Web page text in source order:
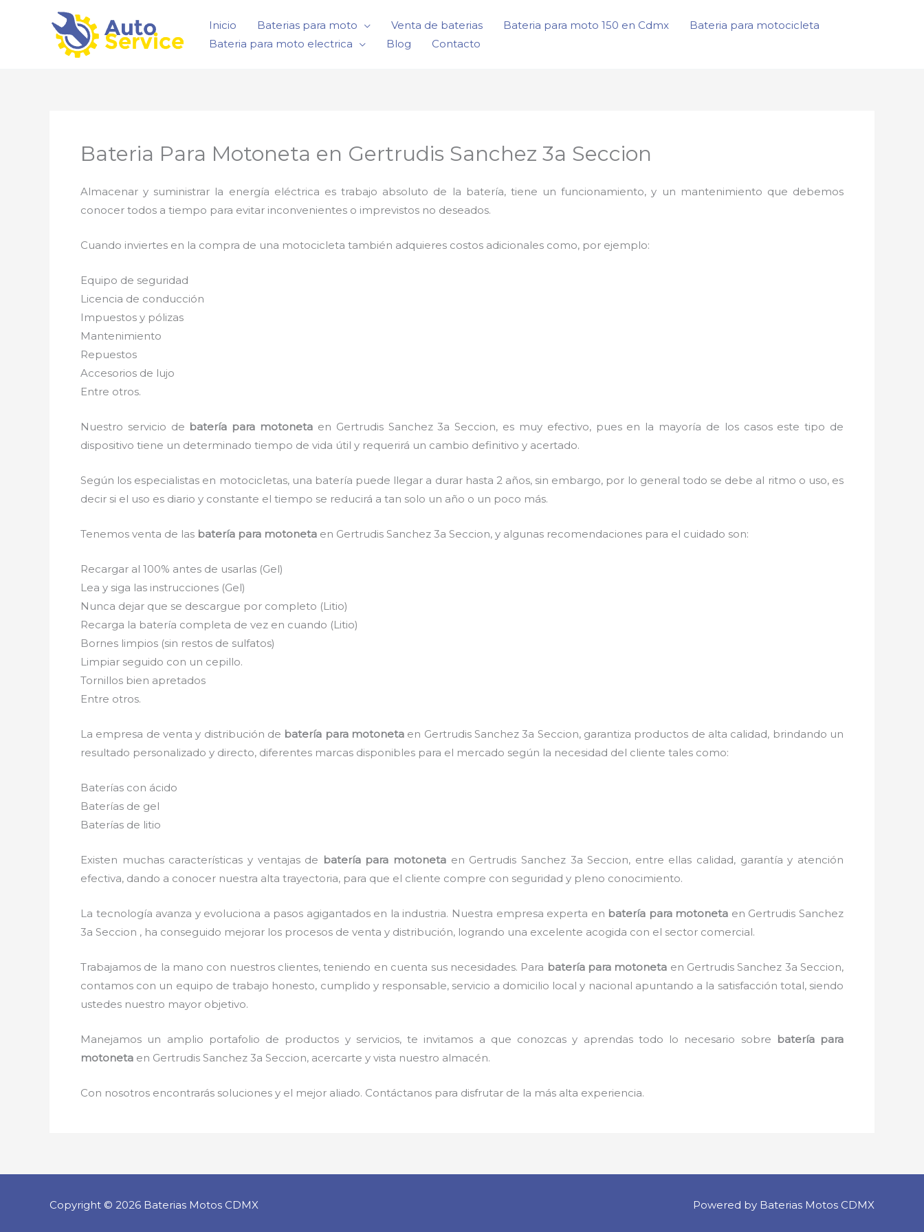
Inicio Baterias para moto Venta de baterias Bateria para moto 150 en Cdmx
Bateria para motocicleta
Bateria para moto electrica
Blog Contacto
Bateria Para Motoneta en Gertrudis Sanchez 3a Seccion
Almacenar y suministrar la energía eléctrica es trabajo absoluto de la batería, tiene un funcionamiento, y un mantenimiento que debemos
conocer todos a tiempo para evitar inconvenientes o imprevistos no deseados.
Cuando inviertes en la compra de una motocicleta también adquieres costos adicionales como, por ejemplo:
Equipo de seguridad
Licencia de conducción
Impuestos y pólizas
Mantenimiento
Repuestos
Accesorios de lujo
Entre otros.
Nuestro servicio de batería para motoneta en Gertrudis Sanchez 3a Seccion, es muy efectivo, pues en la mayoría de los casos este tipo de
dispositivo tiene un determinado tiempo de vida útil y requerirá un cambio definitivo y acertado.
Según los especialistas en motocicletas, una batería puede llegar a durar hasta 2 años, sin embargo, por lo general todo se debe al ritmo o uso, es
decir si el uso es diario y constante el tiempo se reducirá a tan solo un año o un poco más.
Tenemos venta de las batería para motoneta en Gertrudis Sanchez 3a Seccion, y algunas recomendaciones para el cuidado son:
Recargar al 100% antes de usarlas (Gel)
Lea y siga las instrucciones (Gel)
Nunca dejar que se descargue por completo (Litio)
Recarga la batería completa de vez en cuando (Litio)
Bornes limpios (sin restos de sulfatos)
Limpiar seguido con un cepillo.
Tornillos bien apretados
Entre otros.
La empresa de venta y distribución de batería para motoneta en Gertrudis Sanchez 3a Seccion, garantiza productos de alta calidad, brindando un
resultado personalizado y directo, diferentes marcas disponibles para el mercado según la necesidad del cliente tales como:
Baterías con ácido
Baterías de gel
Baterías de litio
Existen muchas características y ventajas de batería para motoneta en Gertrudis Sanchez 3a Seccion, entre ellas calidad, garantía y atención
efectiva, dando a conocer nuestra alta trayectoria, para que el cliente compre con seguridad y pleno conocimiento.
La tecnología avanza y evoluciona a pasos agigantados en la industria. Nuestra empresa experta en batería para motoneta en Gertrudis Sanchez
3a Seccion , ha conseguido mejorar los procesos de venta y distribución, logrando una excelente acogida con el sector comercial.
Trabajamos de la mano con nuestros clientes, teniendo en cuenta sus necesidades. Para batería para motoneta en Gertrudis Sanchez 3a Seccion,
contamos con un equipo de trabajo honesto, cumplido y responsable, servicio a domicilio local y nacional apuntando a la satisfacción total, siendo
ustedes nuestro mayor objetivo.
Manejamos un amplio portafolio de productos y servicios, te invitamos a que conozcas y aprendas todo lo necesario sobre batería para
motoneta en Gertrudis Sanchez 3a Seccion, acercarte y vista nuestro almacén.
Con nosotros encontrarás soluciones y el mejor aliado. Contáctanos para disfrutar de la más alta experiencia.
Copyright © 2026 Baterias Motos CDMX Powered by Baterias Motos CDMX